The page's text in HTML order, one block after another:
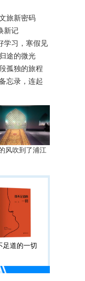
旅新密码
新记
学习，寒假见
途的微光
孤独的旅程
忘录，连起
风吹到了浦江
足道的一切